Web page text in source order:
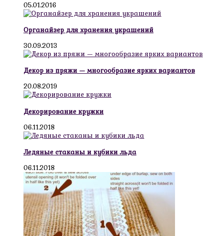
05.01.2016
Органайзер для хранения украшений
30.09.2013
Декор из пряжи — многообразие ярких вариантов
20.08.2019
Декорирование кружки
06.11.2018
Ледяные стаканы и кубики льда
06.11.2018